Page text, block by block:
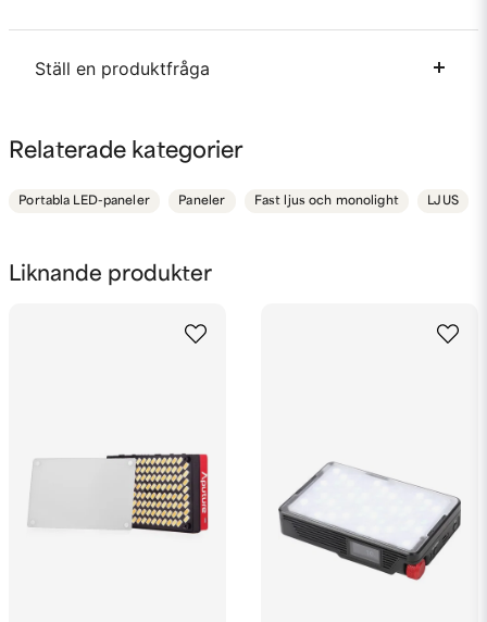
Liknande produkter
Ställ en produktfråga
Fråga oss något om denna produkten...
Relaterade kategorier
Portabla LED-paneler Paneler Fast ljus och monolight LJUS